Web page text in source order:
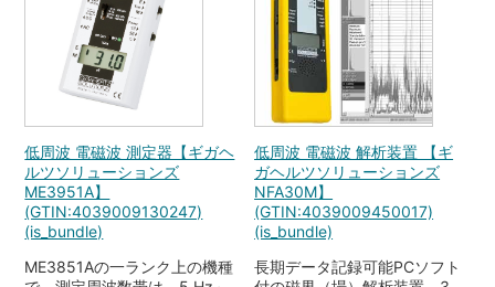
低周波 電磁波 測定器【ギガヘ
ルツソリューションズ
ME3951A】
(GTIN:4039009130247)
(is_bundle)
ME3851Aの一ランク上の機種
低周波 電磁波 解析装置 【ギ
ガヘルツソリューションズ
NFA30M】
(GTIN:4039009450017)
(is_bundle)
長期データ記録可能PCソフト